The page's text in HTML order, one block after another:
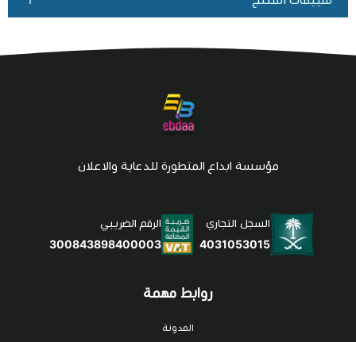
روابط مهمة
المدونة
مؤسسة ابداع المتطورة للدعاية والاعلان
السجل التجاري
4031053015
الرقم الضريبي
300843898400003